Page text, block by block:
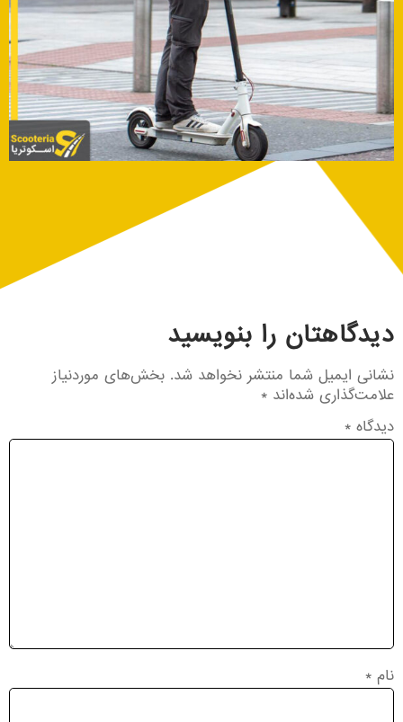
دیدگاهتان را بنویسید
نشانی ایمیل شما منتشر نخواهد شد. بخش‌های موردنیاز
علامت‌گذاری شده‌اند *
دیدگاه *
نام *